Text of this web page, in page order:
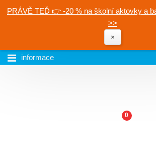
PRÁVĚ TEĎ 👉 -20 % na školní aktovky a
>>
×
informace
0